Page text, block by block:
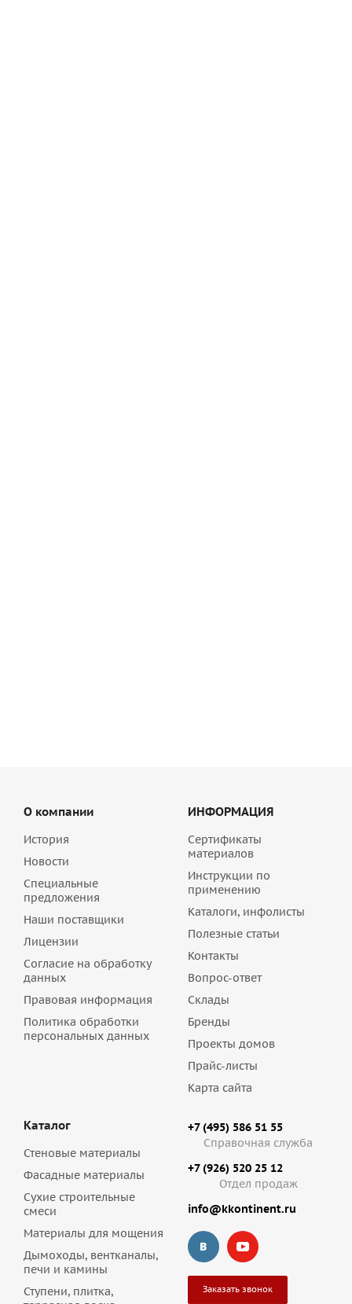
О компании
История
Новости
Специальные
предложения
Наши поставщики
Лицензии
Согласие на обработку
данных
Правовая информация
Политика обработки
персональных данных
ИНФОРМАЦИЯ
Сертификаты
материалов
Инструкции по
применению
Каталоги, инфолисты
Полезные статьи
Контакты
Вопрос-ответ
Склады
Бренды
Проекты домов
Прайс-листы
Карта сайта
Каталог
Стеновые материалы
Фасадные материалы
Сухие строительные
смеси
Материалы для мощения
Дымоходы, вентканалы,
печи и камины
Ступени, плитка,
+7 (495) 586 51 55
Справочная служба
+7 (926) 520 25 12
Отдел продаж
info@kkontinent.ru
Заказать звонок